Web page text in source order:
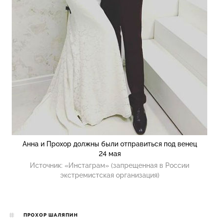
Анна и Прохор должны были отправиться под венец
24 мая
Источник: «Инстаграм» (запрещенная в России
экстремистская организация)
ПРОХОР ШАЛЯПИН